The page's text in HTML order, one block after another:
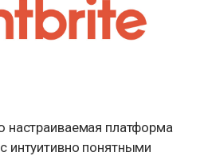
настраиваемая платформа
интуитивно понятными